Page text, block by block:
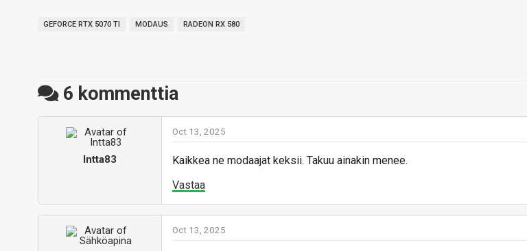
GEFORCE RTX 5070 TI MODAUS RADEON RX 580
6 kommenttia
Intta83
Oct 13, 2025
Kaikkea ne modaajat keksii. Takuu ainakin menee.
Vastaa
Oct 13, 2025